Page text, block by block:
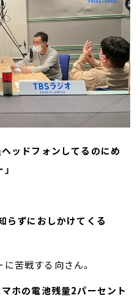
ヘッドフォンしてるのにめ
らずにおしかけてくる
苦戦する向さん。
マホの電池残量2パーセント